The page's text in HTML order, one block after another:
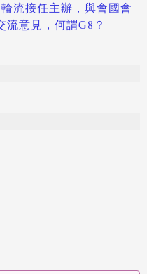
流接任主辦，與會國會
意見，何謂G8？